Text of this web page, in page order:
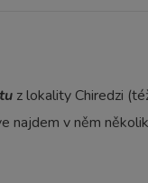
z lokality Chiredzi
najdem v něm